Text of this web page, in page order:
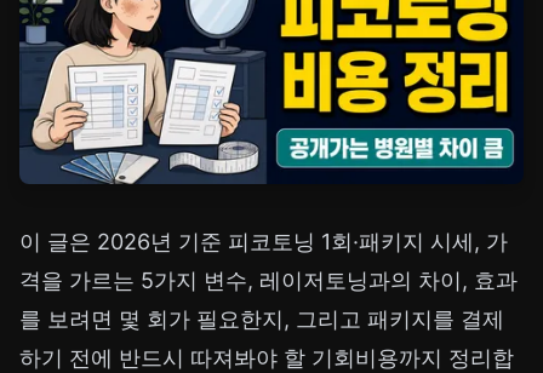
이 글은 2026년 기준 피코토닝 1회·패키지 시세, 가
격을 가르는 5가지 변수, 레이저토닝과의 차이, 효과
를 보려면 몇 회가 필요한지, 그리고 패키지를 결제
하기 전에 반드시 따져봐야 할 기회비용까지 정리합